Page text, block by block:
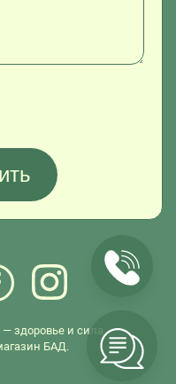
здоровье и сила
БАД.